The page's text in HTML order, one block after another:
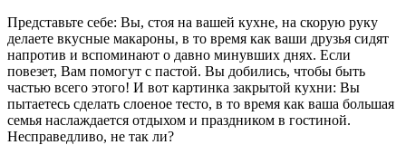
Представьте себе: Вы, стоя на вашей кухне, на скорую руку
делаете вкусные макароны, в то время как ваши друзья сидят
напротив и вспоминают о давно минувших днях. Если
повезет, Вам помогут с пастой. Вы добились, чтобы быть
частью всего этого! И вот картинка закрытой кухни: Вы
пытаетесь сделать слоеное тесто, в то время как ваша большая
семья наслаждается отдыхом и праздником в гостиной.
Несправедливо, не так ли?